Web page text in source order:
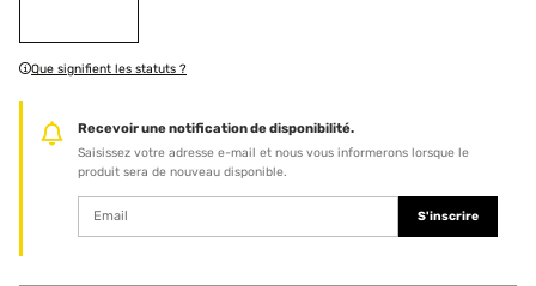
Que signifient les statuts ?
Recevoir une notification de disponibilité.
Saisissez votre adresse e-mail et nous vous informerons lorsque le
produit sera de nouveau disponible.
S'inscrire